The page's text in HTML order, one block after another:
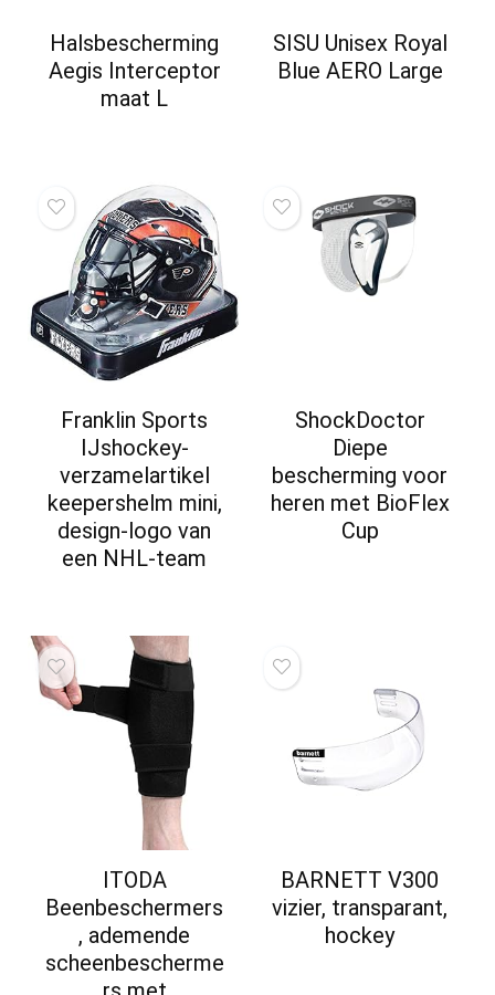
Halsbescherming
Aegis Interceptor
maat L
SISU Unisex Royal
Blue AERO Large
Franklin Sports
IJshockey-
verzamelartikel
keepershelm mini,
design-logo van
een NHL-team
ShockDoctor
Diepe
bescherming voor
heren met BioFlex
Cup
ITODA
Beenbeschermers
, ademende
scheenbescherme
BARNETT V300
vizier, transparant,
hockey